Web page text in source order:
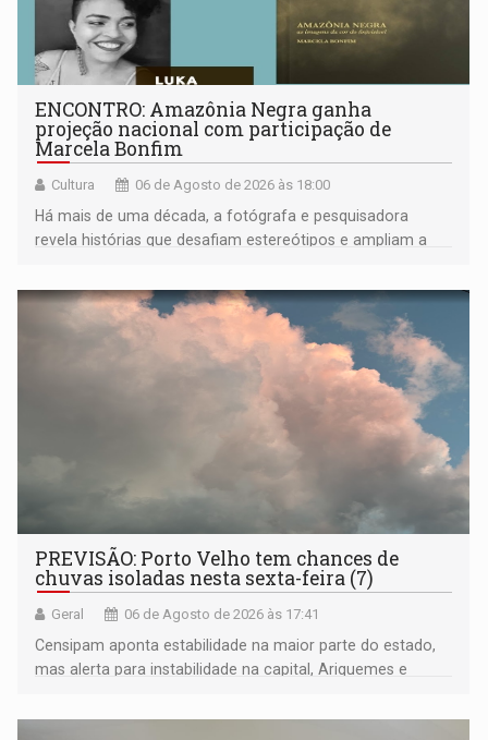
ENCONTRO: Amazônia Negra ganha
projeção nacional com participação de
Marcela Bonfim
Cultura 06 de Agosto de 2026 às 18:00
Há mais de uma década, a fotógrafa e pesquisadora
revela histórias que desafiam estereótipos e ampliam a
negras
PREVISÃO: Porto Velho tem chances de
chuvas isoladas nesta sexta-feira (7)
Geral 06 de Agosto de 2026 às 17:41
Censipam aponta estabilidade na maior parte do estado,
mas alerta para instabilidade na capital, Ariquemes e